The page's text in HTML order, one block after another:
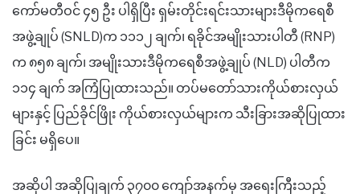
ကော်မတီဝင် ၄၅ ဦး ပါရှိပြီး ရှမ်းတိုင်းရင်းသားများဒီမိုကရေစီ
အဖွဲ့ချုပ် (SNLD)က ၁၁၁၂ ချက်၊ ရခိုင်အမျိုးသားပါတီ (RNP)
က ၈၅၈ ချက်၊ အမျိုးသားဒီမိုကရေစီအဖွဲ့ချုပ် (NLD) ပါတီက
၁၁၄ ချက် အကြံပြုထားသည်။ တပ်မတော်သားကိုယ်စားလှယ်
များနှင့် ပြည်ခိုင်ဖြိုး ကိုယ်စားလှယ်များက သီးခြားအဆိုပြုထား
ခြင်း မရှိပေ။
အဆိုပါ အဆိုပြုချက် ၃၇၀၀ ကျော်အနက်မှ အရေးကြီးသည့်